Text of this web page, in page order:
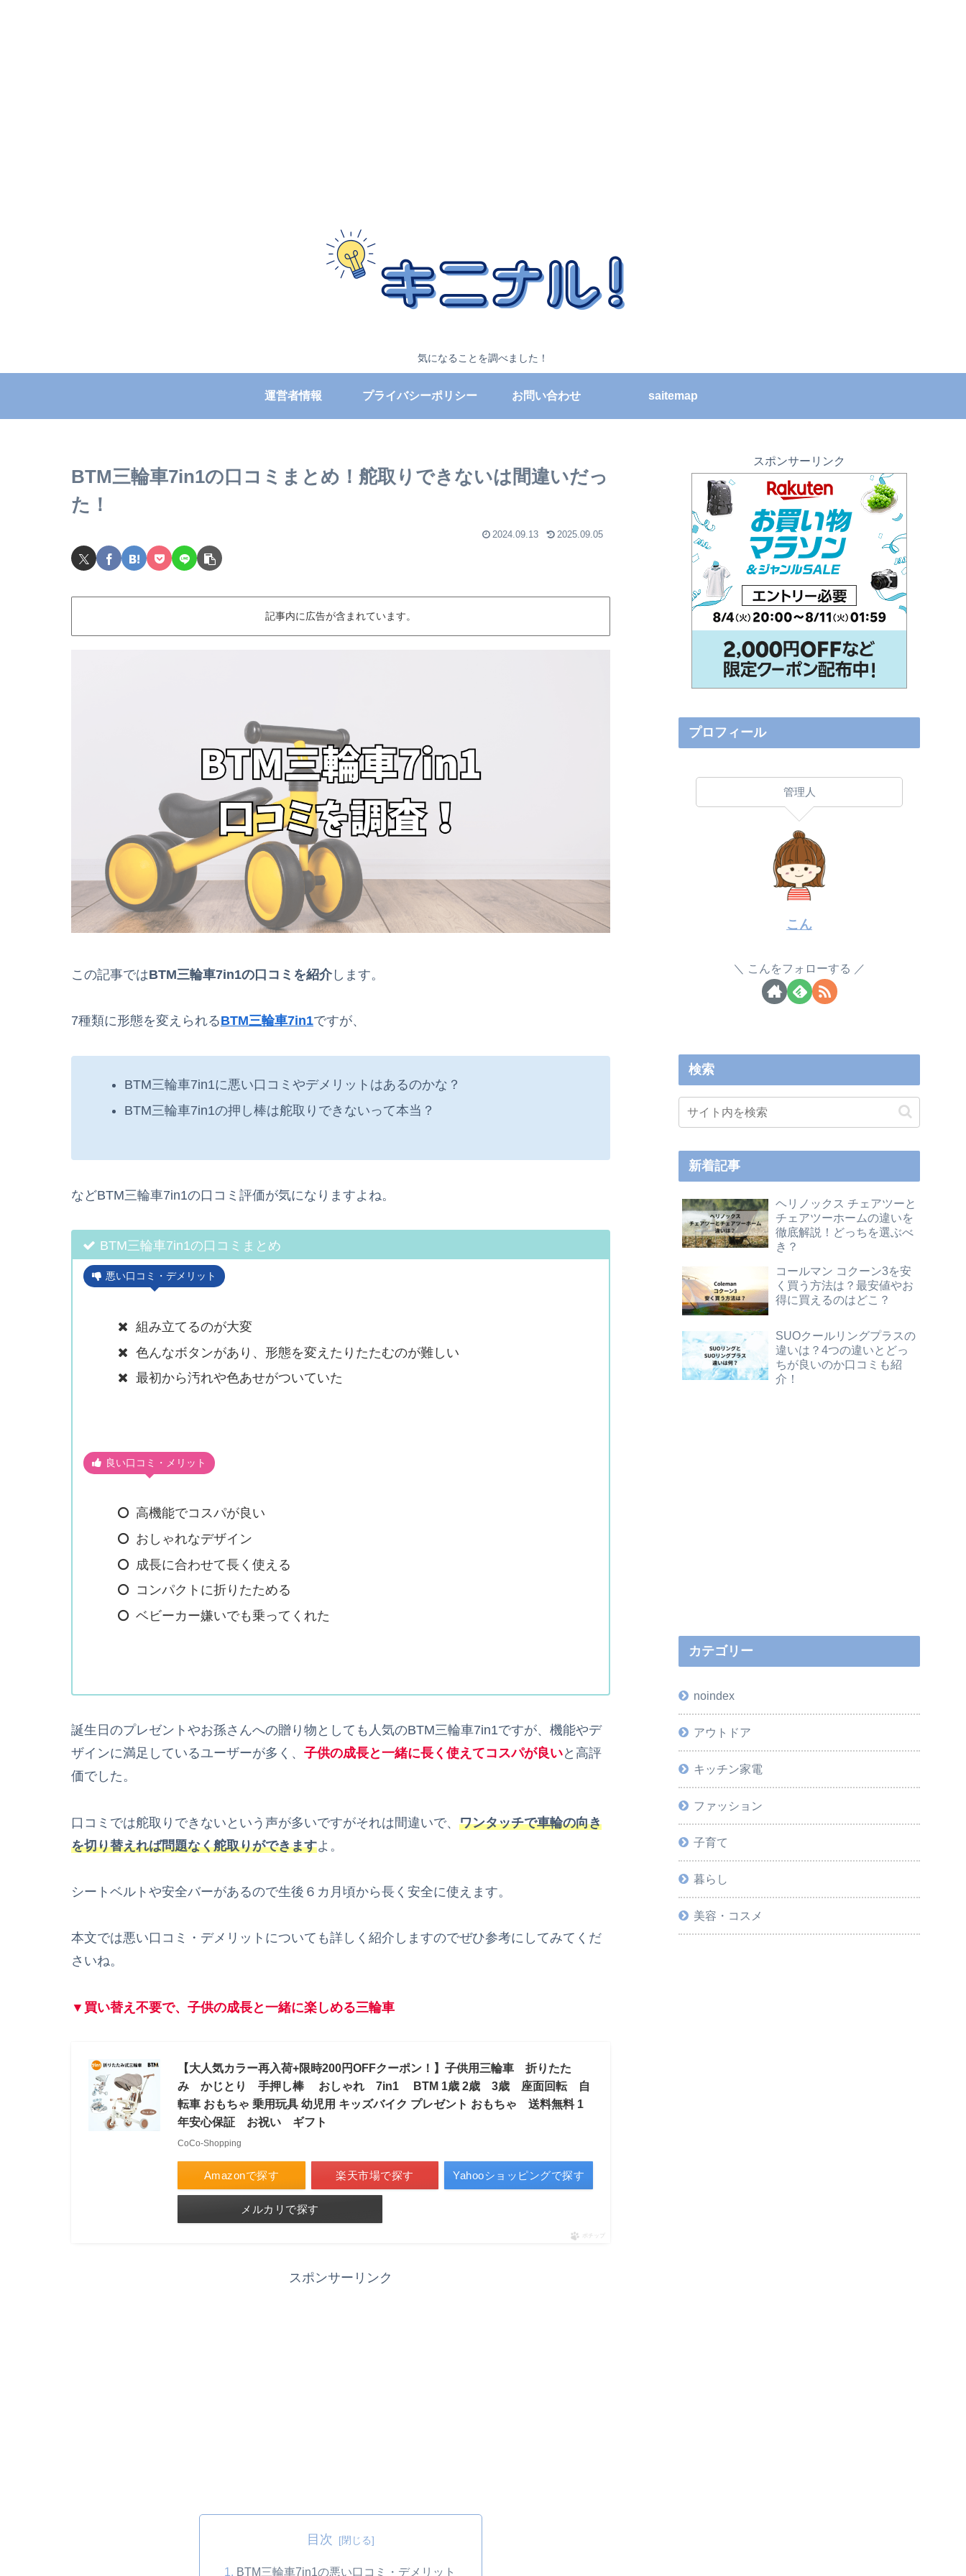
気になることを調べました！
運営者情報 プライバシーポリシー お問い合わせ saitemap
BTM三輪車7in1の口コミまとめ！舵取りできないは間違いだっ
た！
2024.09.13 2025.09.05
記事内に広告が含まれています。
この記事ではBTM三輪車7in1の口コミを紹介します。
7種類に形態を変えられるBTM三輪車7in1ですが、
BTM三輪車7in1に悪い口コミやデメリットはあるのかな？
BTM三輪車7in1の押し棒は舵取りできないって本当？
などBTM三輪車7in1の口コミ評価が気になりますよね。
BTM三輪車7in1の口コミまとめ
悪い口コミ・デメリット
組み立てるのが大変
色んなボタンがあり、形態を変えたりたたむのが難しい
最初から汚れや色あせがついていた
良い口コミ・メリット
高機能でコスパが良い
おしゃれなデザイン
成長に合わせて長く使える
コンパクトに折りたためる
ベビーカー嫌いでも乗ってくれた
誕生日のプレゼントやお孫さんへの贈り物としても人気のBTM三輪車7in1ですが、機能やデ
ザインに満足しているユーザーが多く、 子供の成長と一緒に長く使えてコスパが良いと高評
価でした。
口コミでは舵取りできないという声が多いですがそれは間違いで、 ワンタッチで車輪の向き
を切り替えれば問題なく舵取りができますよ。
シートベルトや安全バーがあるので生後６カ月頃から長く安全に使えます。
本文では悪い口コミ・デメリットについても詳しく紹介しますのでぜひ参考にしてみてくだ
さいね。
▼買い替え不要で、子供の成長と一緒に楽しめる三輪車
【大人気カラー再入荷+限時200円OFFクーポン！】子供用三輪車 折りたた
み かじとり 手押し棒 おしゃれ 7in1 BTM 1歳 2歳 3歳 座面回転 自
転車 おもちゃ 乗用玩具 幼児用 キッズバイク プレゼント おもちゃ 送料無料 1
年安心保証 お祝い ギフト
CoCo-Shopping
Amazonで探す 楽天市場で探す Yahooショッピングで探す
メルカリで探す
ポチップ
スポンサーリンク
目次
BTM三輪車7in1の悪い口コミ・デメリット
スポンサーリンク
プロフィール
管理人
こん
こんをフォローする
検索
新着記事
ヘリノックス チェアツーと
チェアツーホームの違いを
徹底解説！どっちを選ぶべ
き？
コールマン コクーン3を安
く買う方法は？最安値やお
得に買えるのはどこ？
SUOクールリングプラスの
違いは？4つの違いとどっ
ちが良いのか口コミも紹
介！
カテゴリー
noindex
アウトドア
キッチン家電
ファッション
子育て
暮らし
美容・コスメ